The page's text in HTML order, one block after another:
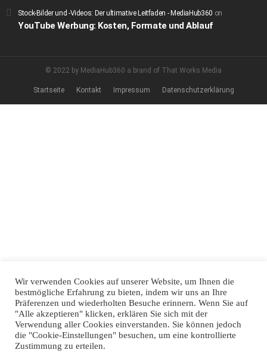
Stock-Bilder und -Videos: Der ultimative Leitfaden - MediaHub360 on
YouTube Werbung: Kosten, Formate und Ablauf
© 2022 by MediaHub360 a brand of That Works Media
Startseite Kontakt Impressum Datenschutzerklärung
Wir verwenden Cookies auf unserer Website, um Ihnen die
bestmögliche Erfahrung zu bieten, indem wir uns an Ihre
Präferenzen und wiederholten Besuche erinnern. Wenn Sie auf
"Alle akzeptieren" klicken, erklären Sie sich mit der
Verwendung aller Cookies einverstanden. Sie können jedoch
die "Cookie-Einstellungen" besuchen, um eine kontrollierte
Zustimmung zu erteilen.